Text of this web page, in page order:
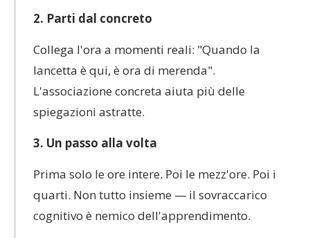
2. Parti dal concreto
Collega l'ora a momenti reali: "Quando la
lancetta è qui, è ora di merenda".
L'associazione concreta aiuta più delle
spiegazioni astratte.
3. Un passo alla volta
Prima solo le ore intere. Poi le mezz'ore. Poi i
quarti. Non tutto insieme — il sovraccarico
cognitivo è nemico dell'apprendimento.